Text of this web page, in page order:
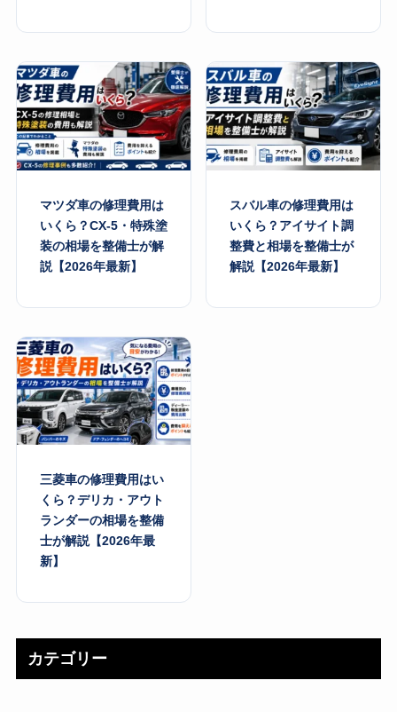
マツダ車の修理費用は
いくら？CX-5・特殊塗
装の相場を整備士が解
説【2026年最新】
スバル車の修理費用は
いくら？アイサイト調
整費と相場を整備士が
解説【2026年最新】
三菱車の修理費用はい
くら？デリカ・アウト
ランダーの相場を整備
士が解説【2026年最
新】
カテゴリー